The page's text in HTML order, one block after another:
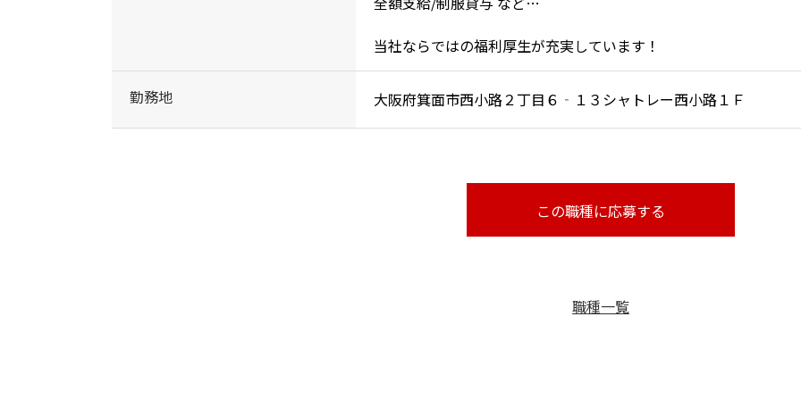
当社ならではの福利厚生が充実しています！
勤務地 大阪府箕面市西小路２丁目６‐１３シャトレー西小路１Ｆ
職種一覧